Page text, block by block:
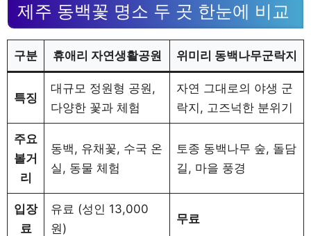
제주 동백꽃 명소 두 곳 한눈에 비교
구분 휴애리 자연생활공원 위미리 동백나무군락지
특징
대규모 정원형 공원,
다양한 꽃과 체험
자연 그대로의 야생 군
락지, 고즈넉한 분위기
주요
볼거
리
동백, 유채꽃, 수국 온
실, 동물 체험
토종 동백나무 숲, 돌담
길, 마을 풍경
입장
료
유료 (성인 13,000
원)
무료